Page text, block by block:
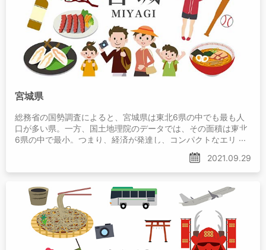
宮城県
総務省の国勢調査によると、宮城県は東北6県の中でも最も人
口が多い県。一方、国土地理院のデータでは、その面積は東北
6県の中で最小。つまり、経済が発達し、コンパクトなエリア
に人が集まる都市型の暮らしが成り立っているということにな
2021.09.29